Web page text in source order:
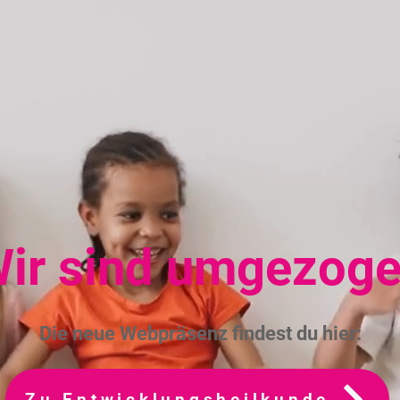
sind
Die neue Webpräsenz findest du hier: